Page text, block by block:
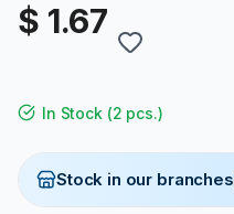
$ 1.67
In Stock(2 pcs.)
Stock in our branches